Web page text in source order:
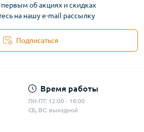
первым об акциях и скидках
на нашу e-mail рассылку
Подписаться
Время работы
ПН-ПТ: 12:00 - 18:00
СБ, ВС: выходной